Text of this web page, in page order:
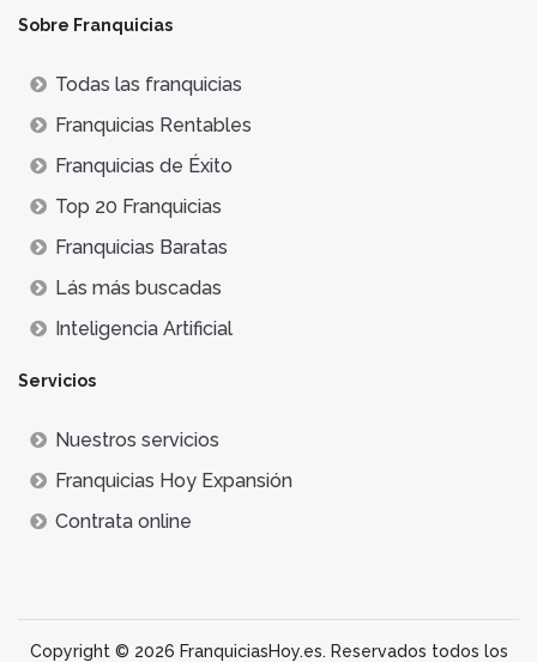
Sobre Franquicias
Todas las franquicias
Franquicias Rentables
Franquicias de Éxito
Top 20 Franquicias
Franquicias Baratas
Lás más buscadas
Inteligencia Artificial
Servicios
Nuestros servicios
Franquicias Hoy Expansión
Contrata online
Copyright © 2026 FranquiciasHoy.es. Reservados todos los